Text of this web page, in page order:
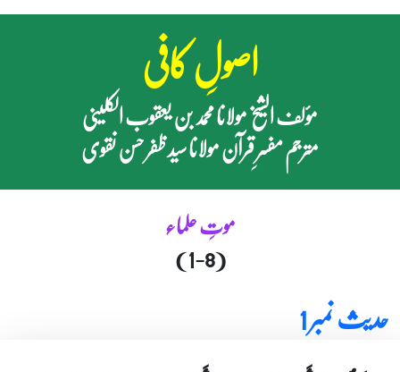
اصولِ کافی
مؤلف الشیخ مولانا محمد بن یعقوب الکلینی
مترجم مفسرِ قرآن مولانا سید ظفر حسن نقوی
موتِ علماء
(1-8)
حدیث نمبر 1